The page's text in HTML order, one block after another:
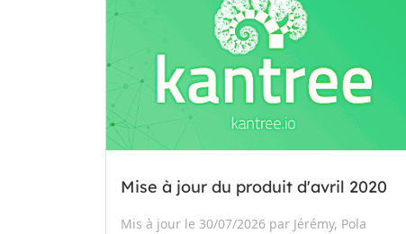
Mise à jour du produit d'avril 2020
Mis à jour le 30/07/2026 par Jérémy, Pola